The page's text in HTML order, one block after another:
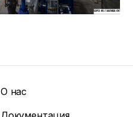
О нас